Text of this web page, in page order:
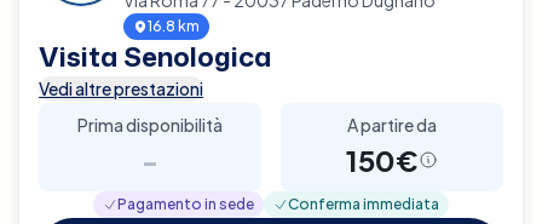
16.8 km
Visita Senologica
Vedi altre prestazioni
Prima disponibilità
-
A partire da
150€
Pagamento in sede Conferma immediata